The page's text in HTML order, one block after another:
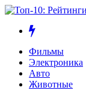
Фильмы
Электроника
Авто
Животные